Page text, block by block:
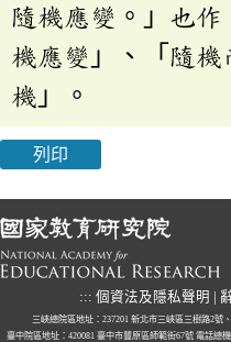
隨機應變。」也
機應變」、「隨機
機」。
列印
::: 個資法及隱私聲明
三峽總院區地址：237201 新北市三峽區三樹路2號、
臺中院區地址：420081 臺中市豐原區師範街67號 電話總機